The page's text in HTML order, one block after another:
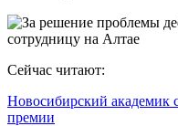
Сейчас читают:
Новосибирский академик
премии